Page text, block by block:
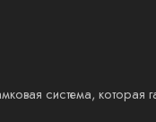
система, которая